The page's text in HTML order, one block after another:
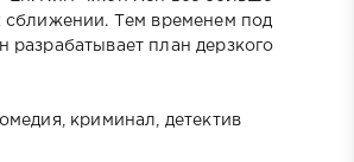
сближении. Тем временем под
разрабатывает план дерзкого
криминал, детектив